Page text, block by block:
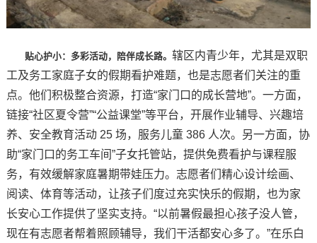
贴心护小：多彩活动，陪伴成长路。 辖区内青少年，尤其是双职
工及务工家庭子女的假期看护难题，也是志愿者们关注的重
点。他们积极整合资源，打造“家门口的成长营地”。一方面，
链接“社区夏令营”“公益课堂”等平台，开展作业辅导、兴趣培
养、安全教育活动 25 场，服务儿童 386 人次。另一方面，协
助“家门口的务工车间”子女托管站，提供免费看护与课程服
务，有效缓解家庭暑期带娃压力。志愿者们精心设计绘画、
阅读、体育等活动，让孩子们度过充实快乐的假期，也为家
长安心工作提供了坚实支持。“以前暑假最担心孩子没人管，
现在有志愿者帮着照顾辅导，我们干活都安心多了。”在乐白